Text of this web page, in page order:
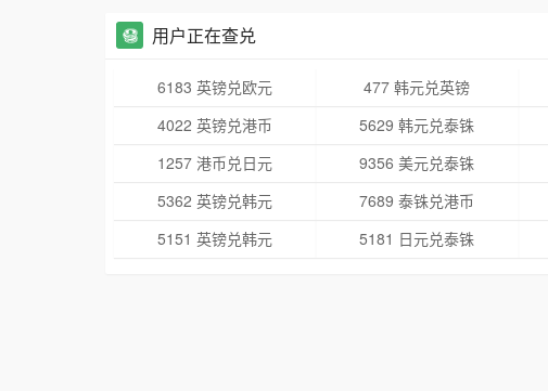
用户正在查兑
6183 英镑兑欧元 477 韩元兑英镑
4022 英镑兑港币
5629 韩元兑泰铢
1257 港币兑日元
9356 美元兑泰铢
5362 英镑兑韩元
7689 泰铢兑港币
5151 英镑兑韩元
5181 日元兑泰铢